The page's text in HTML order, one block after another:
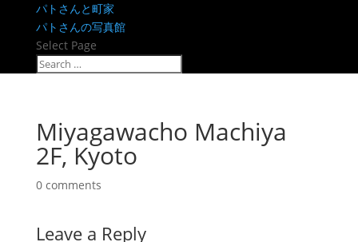
パトさんと町家
パトさんの写真館
Select Page
Miyagawacho Machiya
2F, Kyoto
0 comments
Leave a Reply